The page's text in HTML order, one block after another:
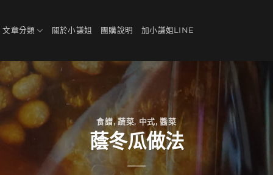
文章分類 關於小謙姐 團購說明 加小謙姐LINE
食譜,蔬菜, 中式,醬菜
蔭冬瓜做法